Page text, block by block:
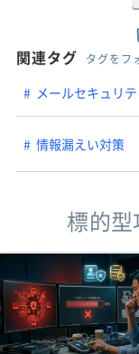
関連タグ タグをフ
メールセキュリテ
情報漏えい対策
標的